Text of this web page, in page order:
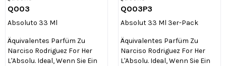
Q003
Absoluto 33 Ml
Äquivalentes Parfüm Zu
Narciso Rodriguez For Her
L'Absolu. Ideal, Wenn Sie Ein

Q003P3
Absolut 33 Ml 3er-Pack
Äquivalentes Parfüm Zu
Narciso Rodriguez For Her
L'Absolu. Ideal, Wenn Sie Ein